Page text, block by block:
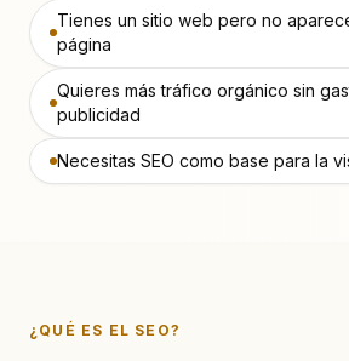
Tienes un sitio web pero no
página
Quieres más tráfico orgánico sin
publicidad
Necesitas SEO como base para la
¿QUÉ ES EL SEO?